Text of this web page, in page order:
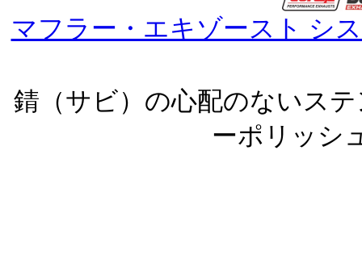
マフラー・エキゾースト シ
錆（サビ）の心配のないス
ーポリッシ